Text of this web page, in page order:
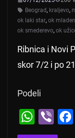
Beograd, kraljevo,
ok laki star, ok
ok smederevo, ok
Ribnica i Novi
skor 7/2 i po
Podeli
W
h
Vi
b